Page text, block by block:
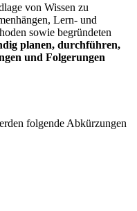
von Wissen zu
Lern- und
sowie begründeten
planen, durchführen,
und Folgerungen
folgende Abkürzungen